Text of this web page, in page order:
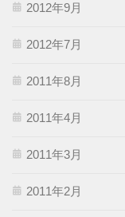
2012年9月
2012年7月
2011年8月
2011年4月
2011年3月
2011年2月